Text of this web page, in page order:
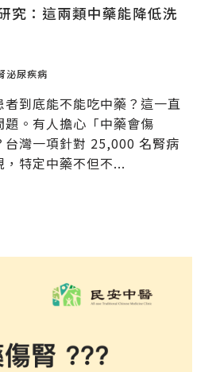
究：這兩類中藥能降低洗
泌尿疾病
者到底能不能吃中藥？這一直
。有人擔心「中藥會傷
台灣一項針對 25,000 名腎病
特定中藥不但不...